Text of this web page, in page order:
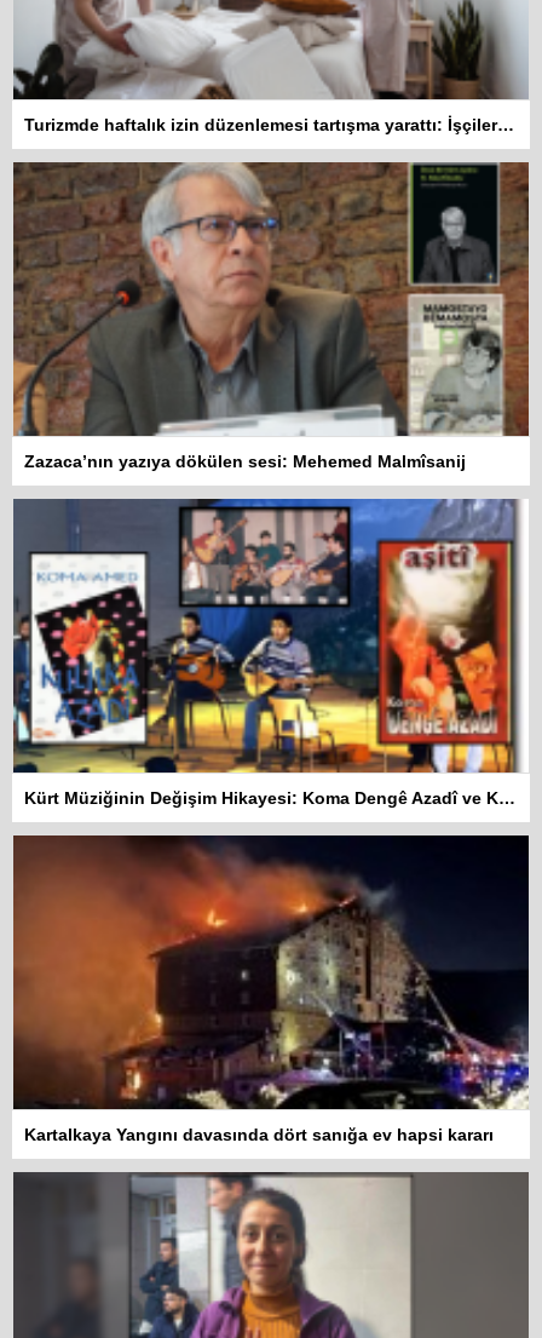
Turizmde haftalık izin düzenlemesi tartışma yarattı: İşçiler 10 gün çalışmadan izin kullanamayacak
Zazaca’nın yazıya dökülen sesi: Mehemed Malmîsanij
Kürt Müziğinin Değişim Hikayesi: Koma Dengê Azadî ve Koma Amed
Kartalkaya Yangını davasında dört sanığa ev hapsi kararı